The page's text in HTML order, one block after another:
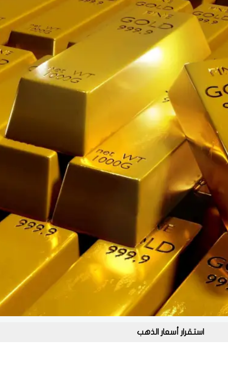
استقرار أسعار الذهب